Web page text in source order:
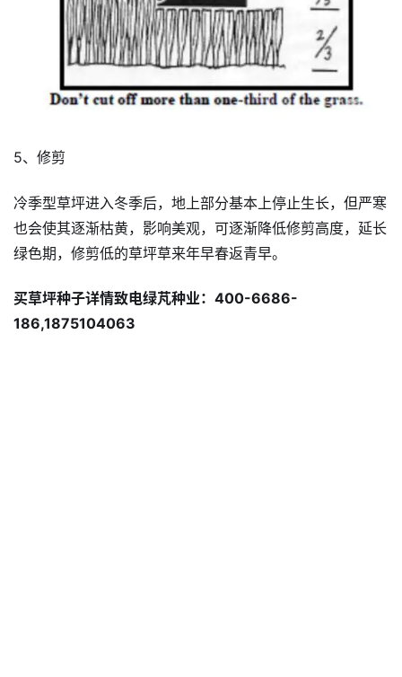
5、修剪
冷季型草坪进入冬季后，地上部分基本上停止生长，但严寒
也会使其逐渐枯黄，影响美观，可逐渐降低修剪高度，延长
绿色期，修剪低的草坪草来年早春返青早。
买草坪种子详情致电绿芃种业：400-6686-
186,1875104063